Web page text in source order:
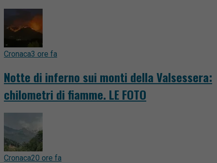
Cronaca3 ore fa
Notte di inferno sui monti della Valsessera:
chilometri di fiamme. LE FOTO
Cronaca20 ore fa